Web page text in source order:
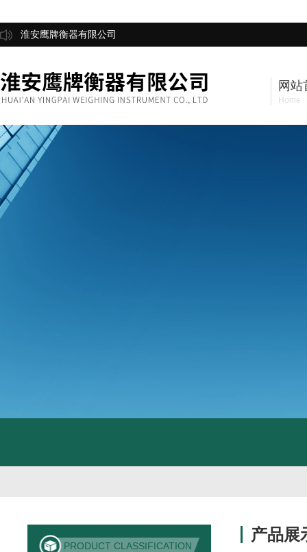
淮安鹰牌衡器有限公司
网站
Home
PRODUCT CLASSIFICATION
产品展